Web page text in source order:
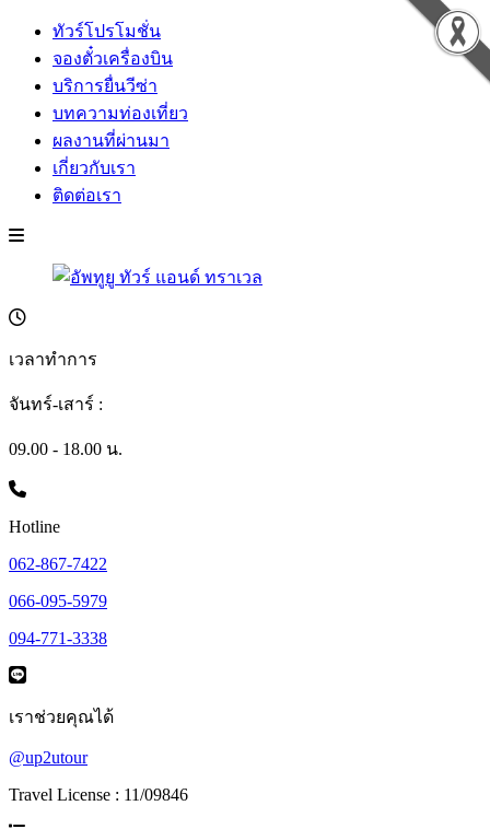
ทัวร์โปรโมชั่น
จองตั๋วเครื่องบิน
บริการยื่นวีซ่า
บทความท่องเที่ยว
ผลงานที่ผ่านมา
เกี่ยวกับเรา
ติดต่อเรา
เวลาทำการ
จันทร์-เสาร์ :
09.00 - 18.00 น.
Hotline
062-867-7422
066-095-5979
094-771-3338
เราช่วยคุณได้
@up2utour
Travel License : 11/09846